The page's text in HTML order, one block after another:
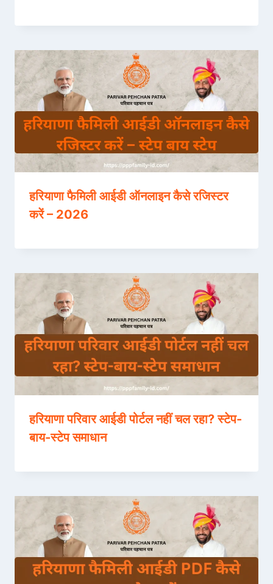
हरियाणा फैमिली आईडी ऑनलाइन कैसे रजिस्टर
करें – 2026
हरियाणा परिवार आईडी पोर्टल नहीं चल रहा? स्टेप-
बाय-स्टेप समाधान